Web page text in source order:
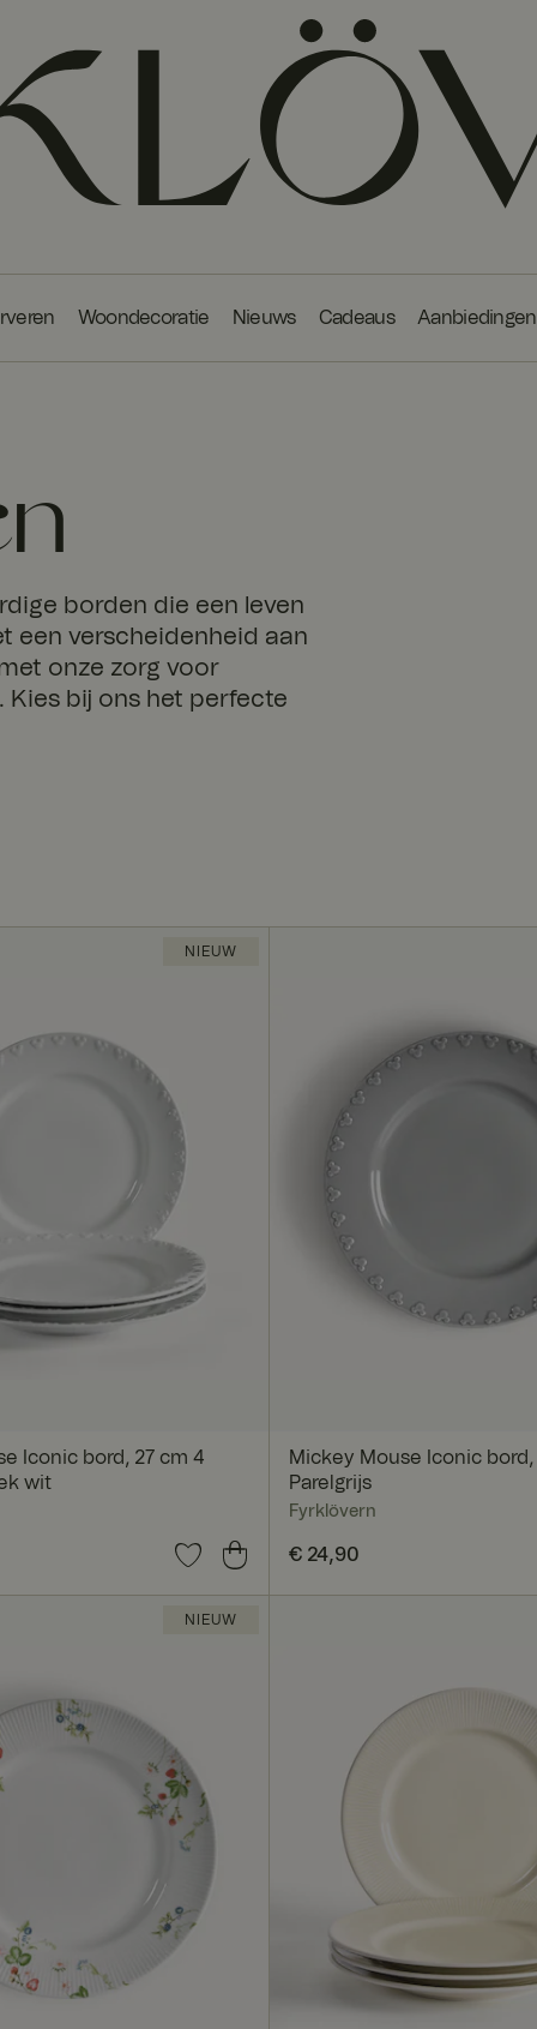
Woondecoratie Nieuws Cadeaus Aanbiedingen
borden die een leven
een verscheidenheid aan
onze zorg voor
bij ons het perfecte
NIEUW
Iconic bord, 27 cm 4
wit
Mickey Mouse Iconic bord,
Parelgrijs
Fyrklövern
Prijs:€ 24,90
€ 24,90
NIEUW